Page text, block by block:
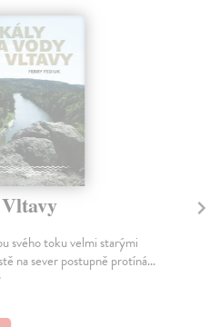
toku velmi starými
sever postupně protíná...